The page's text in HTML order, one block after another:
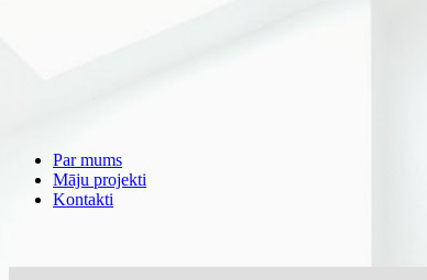
Par mums
Māju projekti
Kontakti